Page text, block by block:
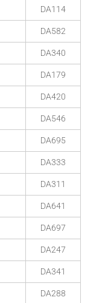
DA114
DA582
DA340
DA179
DA420
DA546
DA695
DA333
DA311
DA641
DA697
DA247
DA341
DA288